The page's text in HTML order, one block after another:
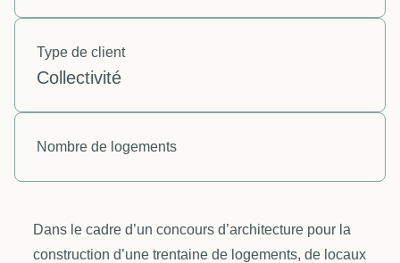
Type de client
Collectivité
Nombre de logements
Dans le cadre d’un concours d’architecture pour la
construction d’une trentaine de logements, de locaux